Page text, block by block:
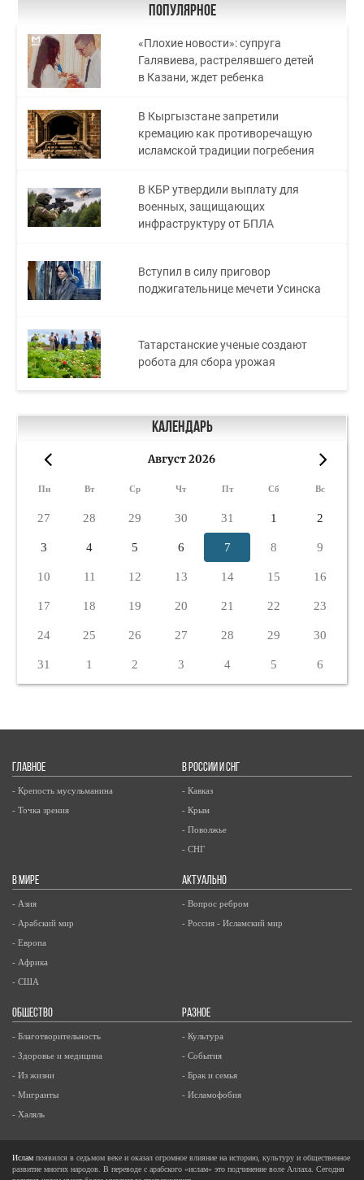
Популярное
«Плохие новости»: супруга
Галявиева, растрелявшего детей
в Казани, ждет ребенка
В Кыргызстане запретили
кремацию как противоречащую
исламской традиции погребения
В КБР утвердили выплату для
военных, защищающих
инфраструктуру от БПЛА
Вступил в силу приговор
поджигательнице мечети Усинска
Татарстанские ученые создают
робота для сбора урожая
Календарь
Август 2026
Пн Вт Ср Чт Пт Сб Вс
27 28 29 30 31 1 2
3 4 5 6 7 8 9
10 11 12 13 14 15 16
17 18 19 20 21 22 23
24 25 26 27 28 29 30
31 1 2 3 4 5 6
ГЛАВНОЕ
- Крепость мусульманина
- Точка зрения
В РОССИИ И СНГ
- Кавказ
- Крым
- Поволжье
- СНГ
В МИРЕ
- Азия
- Арабский мир
- Европа
- Африка
- США
АКТУАЛЬНО
- Вопрос ребром
- Россия - Исламский мир
ОБЩЕСТВО
- Благотворительность
- Здоровье и медицина
- Из жизни
- Мигранты
- Халяль
РАЗНОЕ
- Культура
- События
- Брак и семья
- Исламофобия
Ислам появился в седьмом веке и оказал огромное влияние на историю, культуру и общественное
развитие многих народов. В переводе с арабского «ислам» это подчинение воле Аллаха. Сегодня